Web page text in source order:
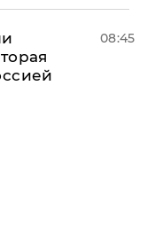
08:45